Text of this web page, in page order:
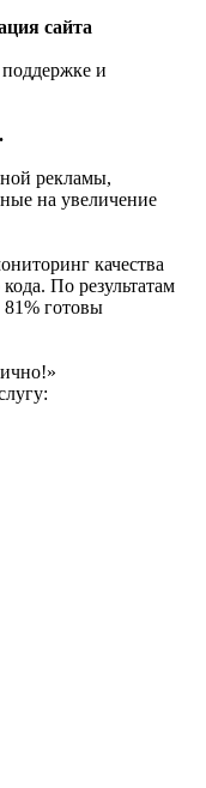
сайта
и
рекламы,
на увеличение
качества
По результатам
готовы